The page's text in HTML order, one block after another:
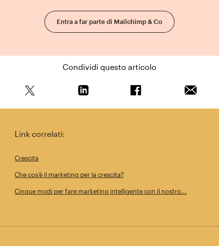
Entra a far parte di Mailchimp & Co
Condividi questo articolo
Link correlati:
Crescita
Che cos’è il marketing per la crescita?
Cinque modi per fare marketing intelligente con il nostro...